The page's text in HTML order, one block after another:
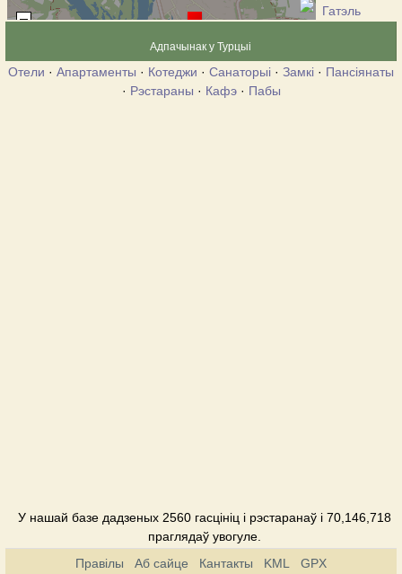
Гатэль
Zaporozhye
Клер Хауз
Адпачынак у Турцыі
Отели · Апартаменты · Котеджи · Санаторыі · Замкі · Пансіянаты
· Рэстараны · Кафэ· Пабы
У нашай базе дадзеных 2560 гасцініц і рэстаранаў і 70,146,718
праглядаў увогуле.
Правілы
Аб сайце Кантакты KML GPX